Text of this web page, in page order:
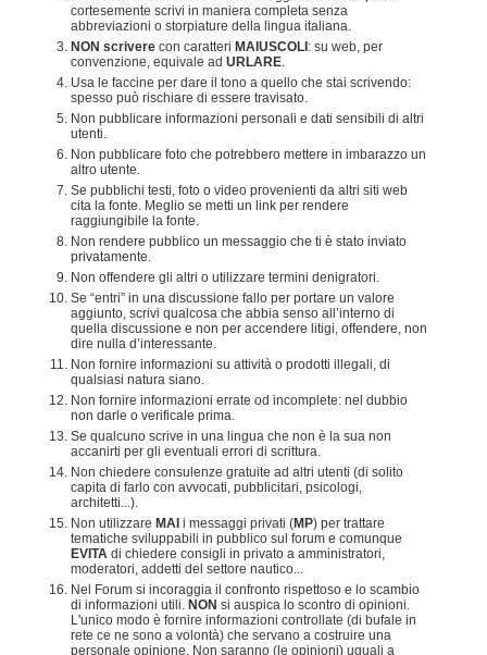
cortesemente scrivi in maniera completa senza
abbreviazioni o storpiature della lingua italiana.
NON scrivere con caratteri MAIUSCOLI : su web, per
convenzione, equivale ad URLARE.
Usa le faccine per dare il tono a quello che stai scrivendo:
spesso può rischiare di essere travisato.
Non pubblicare informazioni personali e dati sensibili di altri
utenti.
Non pubblicare foto che potrebbero mettere in imbarazzo un
altro utente.
Se pubblichi testi, foto o video provenienti da altri siti web
cita la fonte. Meglio se metti un link per rendere
raggiungibile la fonte.
Non rendere pubblico un messaggio che ti è stato inviato
privatamente.
Non offendere gli altri o utilizzare termini denigratori.
Se “entri” in una discussione fallo per portare un valore
aggiunto, scrivi qualcosa che abbia senso all’interno di
quella discussione e non per accendere litigi, offendere, non
dire nulla d’interessante.
Non fornire informazioni su attività o prodotti illegali, di
qualsiasi natura siano.
Non fornire informazioni errate od incomplete: nel dubbio
non darle o verificale prima.
Se qualcuno scrive in una lingua che non è la sua non
accanirti per gli eventuali errori di scrittura.
Non chiedere consulenze gratuite ad altri utenti (di solito
capita di farlo con avvocati, pubblicitari, psicologi,
architetti...).
Non utilizzare MAI i messaggi privati (MP) per trattare
tematiche sviluppabili in pubblico sul forum e comunque
EVITA di chiedere consigli in privato a amministratori,
moderatori, addetti del settore nautico...
Nel Forum si incoraggia il confronto rispettoso e lo scambio
di informazioni utili. NON si auspica lo scontro di opinioni.
L'unico modo è fornire informazioni controllate (di bufale in
rete ce ne sono a volontà) che servano a costruire una
personale opinione. Non saranno (le opinioni) uguali a